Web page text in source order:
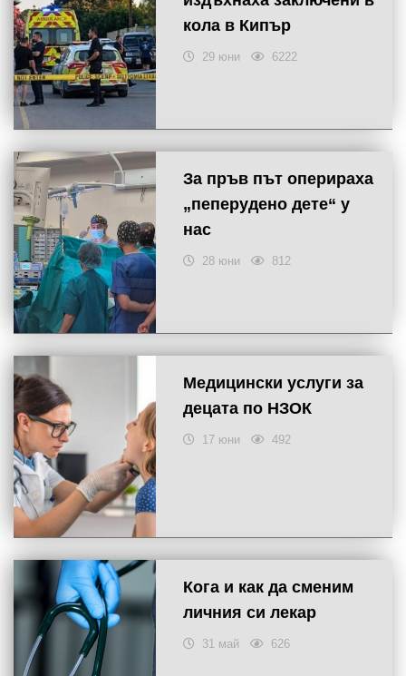
кола в Кипър
29 юни 6222
За пръв път оперираха
„пеперудено дете“ у
нас
28 юни 812
Медицински услуги за
децата по НЗОК
17 юни 492
Кога и как да сменим
личния си лекар
31 май 626